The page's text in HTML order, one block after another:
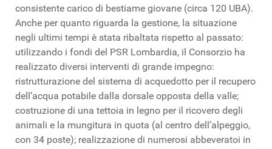
consistente carico di bestiame giovane (circa 120 UBA).
Anche per quanto riguarda la gestione, la situazione
negli ultimi tempi è stata ribaltata rispetto al passato:
utilizzando i fondi del PSR Lombardia, il Consorzio ha
realizzato diversi interventi di grande impegno:
ristrutturazione del sistema di acquedotto per il recupero
dell’acqua potabile dalla dorsale opposta della valle;
costruzione di una tettoia in legno per il ricovero degli
animali e la mungitura in quota (al centro dell’alpeggio,
con 34 poste); realizzazione di numerosi abbeveratoi in